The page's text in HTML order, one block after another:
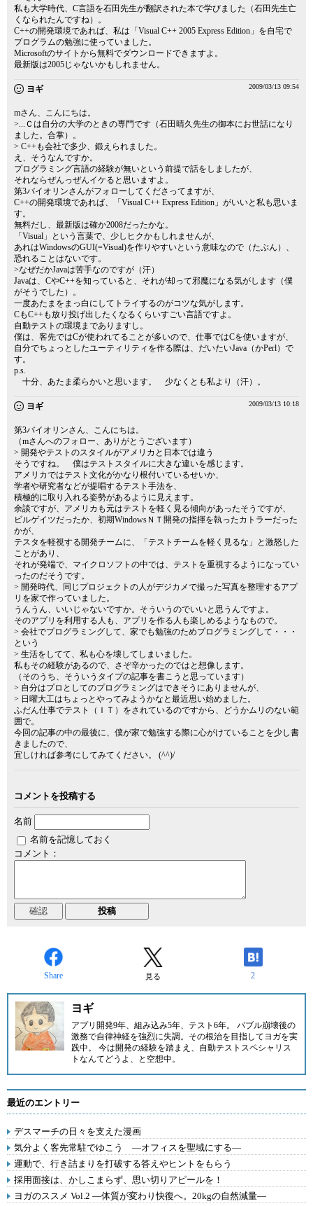
私も大学時代、C言語を石田先生が翻訳された本で学びました（石田先生亡
くなられたんですね）。
C++の開発環境であれば、私は「Visual C++ 2005 Express Edition」を自宅で
プログラムの勉強に使っていました。
Microsoftのサイトから無料でダウンロードできますよ。
最新版は2005じゃないかもしれません。
ヨギ 2009/03/13 09:54
mさん、こんにちは。
>...Ｃは自分の大学のときの専門です（石田晴久先生の御本にお世話になり
ました。合掌）。
> C++も会社で多少、鍛えられました。
え、そうなんですか。
プログラミング言語の経験が無いという前提で話をしましたが、
それならぜんっぜんイケると思いますよ。
第3バイオリンさんがフォローしてくださってますが、
C++の開発環境であれば、「Visual C++ Express Edition」がいいと私も思いま
す。
無料だし、最新版は確か2008だったかな。
「Visual」という言葉で、少しヒクかもしれませんが、
あれはWindowsのGUI(=Visual)を作りやすいという意味なので（たぶん）、
恐れることはないです。
>なぜだかJavaは苦手なのですが（汗）
Javaは、CやC++を知っていると、それが却って邪魔になる気がします（僕
がそうでした）。
一度あたまをまっ白にしてトライするのがコツな気がします。
CもC++も放り投げ出したくなるくらいすごい言語ですよ。
自動テストの環境までありますし。
僕は、客先ではCが使われてることが多いので、仕事ではCを使いますが、
自分でちょっとしたユーティリティを作る際は、だいたいJava（かPerl）で
す。
p.s.
十分、あたま柔らかいと思います。 少なくとも私より（汗）。
ヨギ 2009/03/13 10:18
第3バイオリンさん、こんにちは。
（mさんへのフォロー、ありがとうございます）
> 開発やテストのスタイルがアメリカと日本では違う
そうですね。 僕はテストスタイルに大きな違いを感じます。
アメリカではテスト文化がかなり根付いているせいか、
学者や研究者などが提唱するテスト手法を、
積極的に取り入れる姿勢があるように見えます。
余談ですが、アメリカも元はテストを軽く見る傾向があったそうですが、
ビルゲイツだったか、初期WindowsＮＴ開発の指揮を執ったカトラーだった
かが、
テスタを軽視する開発チームに、「テストチームを軽く見るな」と激怒した
ことがあり、
それが発端で、マイクロソフトの中では、テストを重視するようになってい
ったのだそうです。
> 開発時代、同じプロジェクトの人がデジカメで撮った写真を整理するアプ
リを家で作っていました。
うんうん、いいじゃないですか。そういうのでいいと思うんですよ。
そのアプリを利用する人も、アプリを作る人も楽しめるようなもので。
> 会社でプログラミングして、家でも勉強のためプログラミングして・・・
という
> 生活をしてて、私も心を壊してしまいました。
私もその経験があるので、さぞ辛かったのではと想像します。
（そのうち、そういうタイプの記事を書こうと思っています）
> 自分はプロとしてのプログラミングはできそうにありませんが、
> 日曜大工はちょっとやってみようかなと最近思い始めました。
ふだん仕事でテスト（ＩＴ）をされているのですから、どうかムリのない範
囲で。
今回の記事の中の最後に、僕が家で勉強する際に心がけていることを少し書
きましたので、
宜しければ参考にしてみてください。 (^^)/
コメントを投稿する
名前
名前を記憶しておく
コメント：
Share 見る 2
ヨギ
アプリ開発9年、組み込み5年、テスト6年。 バブル崩壊後の
激務で自律神経を強烈に失調。その根治を目指してヨガを実
践中。 今は開発の経験を踏まえ、自動テストスペシャリス
トなんてどうよ、と空想中。
最近のエントリー
デスマーチの日々を支えた漫画
気分よく客先常駐でゆこう ―オフィスを聖域にする―
運動で、行き詰まりを打破する答えやヒントをもらう
採用面接は、かしこまらず、思い切りアピールを！
ヨガのススメ Vol.2 ―体質が変わり快復へ。20kgの自然減量―